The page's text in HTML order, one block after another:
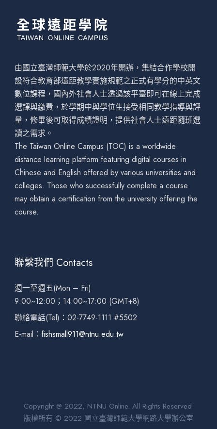
由國立臺灣師範大學於2020年開辦，集結合作學校開
設符合教育部遠距教學實施規範之正式有學分的中英文
數位課程，國內外社會人士透過該平臺即可在線上完成
選課與繳費，於學期中與學位生接受相同教學指導與評
量，修畢後可取得成績證明，提供社會人士遠距隨班選
讀之需求。
The Taiwan Online Campus (TOC) is a worldwide
distance learning platform featuring digital courses in
Chinese and English offered by various universities and
colleges. Those who successfully complete a course
may obtain a certification from the university offering the
course.
聯繫我們 Contacts
週一至週五(Mon – Fri)
9:00~12:00；14:00~17:00 (GMT+8)
聯絡電話(Tel)：02-7749-1111 #5502
E-mail： fishsmall911@ntnu.edu.tw
Copyright @ 2022, NTNU Online. All Rights Reserved.
版權所有 © 2022 國立臺灣師範大學網路大學辦公室